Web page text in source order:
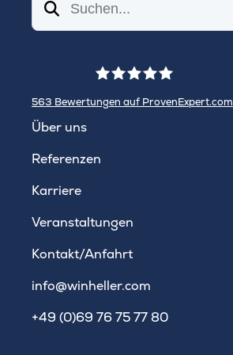
Suchen
563 Bewertungen auf ProvenExpert.com
Über uns
Referenzen
Karriere
Veranstaltungen
Kontakt/Anfahrt
info@winheller.com
+49 (0)69 76 75 77 80